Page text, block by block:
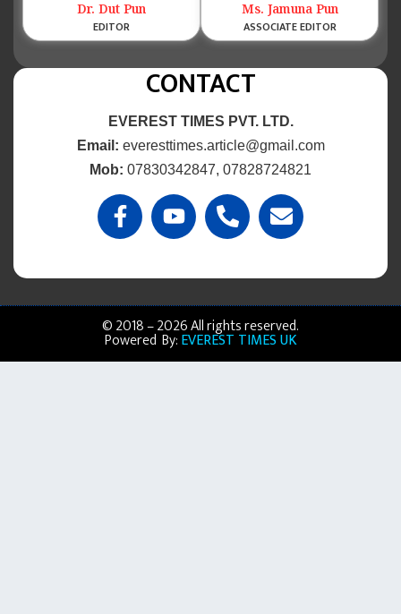
Dr. Dut Pun
EDITOR
Ms. Jamuna Pun
ASSOCIATE EDITOR
CONTACT
EVEREST TIMES PVT. LTD.
Email: everesttimes.article@gmail.com
Mob: 07830342847, 07828724821
© 2018 – 2026 All rights reserved.
Powered By:EVEREST TIMES UK